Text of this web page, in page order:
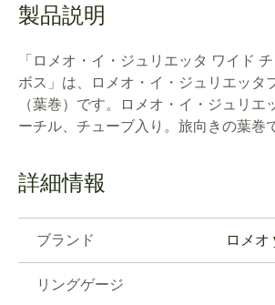
製品説明
「ロメオ・イ・ジュリエッタ ワイド
ボス」は、ロメオ・イ・ジュリエッタ
（葉巻）です。ロメオ・イ・ジュリエ
ーチル、チューブ入り。旅向きの葉巻
詳細情報
ブランド ロメオ
リングゲージ